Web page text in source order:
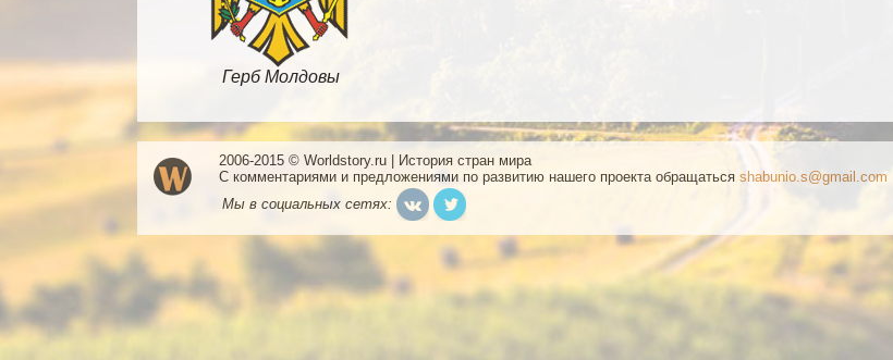
Герб Молдовы
2006-2015 © Worldstory.ru | История стран мира
С комментариями и предложениями по развитию нашего проекта обращаться shabunio.s@gmail.com
Мы в социальных сетях: